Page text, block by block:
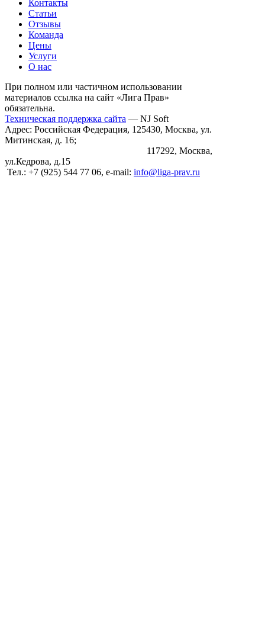
Контакты
Статьи
Отзывы
Команда
Цены
Услуги
О нас
При полном или частичном использовании
материалов ссылка на сайт «Лига Прав»
обязательна.
Техническая поддержка сайта — NJ Soft
Адрес: Российская Федерация, 125430, Москва, ул.
Митинская, д. 16;
117292, Москва,
ул.Кедрова, д.15
Тел.: +7 (925) 544 77 06, e-mail: info@liga-prav.ru